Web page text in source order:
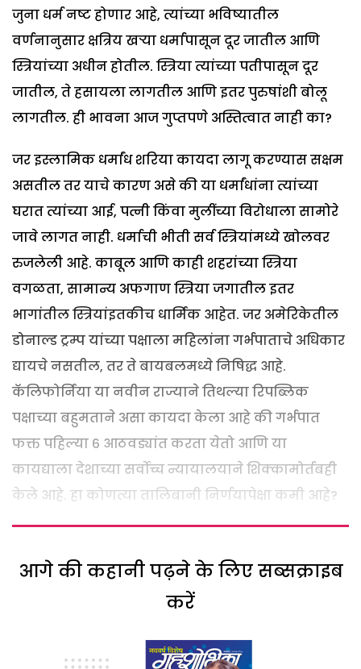
जुना धर्म नष्ट होणार आहे, त्यांच्या भविष्यातील
वर्णनानुसार क्षत्रिय खऱ्या धर्मापासून दूर जातील आणि
स्त्रियांच्या अधीन होतील. स्त्रिया त्यांच्या पतीपासून दूर
जातील, ते हसायला लागतील आणि इतर पुरुषांशी बोलू
लागतील. ही भावना आज गुप्तपणे अस्तित्वात नाही का?
जर इस्लामिक धर्मांध शरिया कायदा लागू करण्यास सक्षम
असतील तर याचे कारण असे की या धर्मांधांना त्यांच्या
घरात त्यांच्या आई, पत्नी किंवा मुलींच्या विरोधाला सामोरे
जावे लागत नाही. धर्माची भीती सर्व स्त्रियांमध्ये खोलवर
रुजलेली आहे. काबूल आणि काही शहरांच्या स्त्रिया
वगळता, सामान्य अफगाण स्त्रिया जगातील इतर
भागांतील स्त्रियांइतकीच धार्मिक आहेत. जर अमेरिकेतील
डोनाल्ड ट्रम्प यांच्या पक्षाला महिलांना गर्भपाताचे अधिकार
द्यायचे नसतील, तर ते बायबलमध्ये निषिद्ध आहे.
कॅलिफोर्निया या नवीन राज्याने तिथल्या रिपब्लिक
पक्षाच्या बहुमताने असा कायदा केला आहे की गर्भपात
फक्त पहिल्या 6 आठवड्यांत करता येतो आणि या
कायद्याला देशाच्या सर्वोच्च न्यायालयाने शिक्कामोर्तबही
केले आहे. हा कोणत्या तालिबानी निर्णयापेक्षा कमी आहे?
आगे की कहानी पढ़ने के लिए सब्सक्राइब
करें